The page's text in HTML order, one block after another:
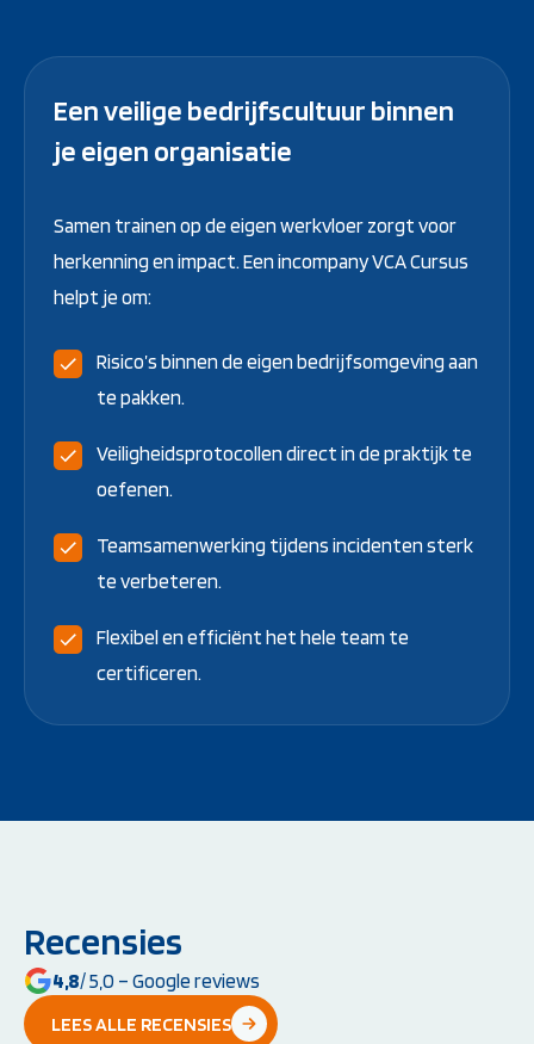
Een veilige bedrijfscultuur binnen
je eigen organisatie
Samen trainen op de eigen werkvloer zorgt voor
herkenning en impact. Een incompany VCA Cursus
helpt je om:
Risico’s binnen de eigen bedrijfsomgeving aan
te pakken.
Veiligheidsprotocollen direct in de praktijk te
oefenen.
Teamsamenwerking tijdens incidenten sterk
te verbeteren.
Flexibel en efficiënt het hele team te
certificeren.
Recensies
4,8/ 5,0 – Google reviews
LEES ALLE RECENSIES